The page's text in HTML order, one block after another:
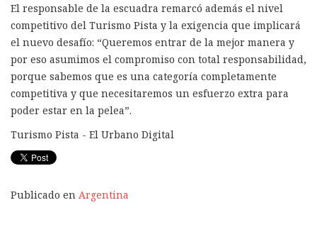
El responsable de la escuadra remarcó además el nivel
competitivo del Turismo Pista y la exigencia que implicará
el nuevo desafío: “Queremos entrar de la mejor manera y
por eso asumimos el compromiso con total responsabilidad,
porque sabemos que es una categoría completamente
competitiva y que necesitaremos un esfuerzo extra para
poder estar en la pelea”.
Turismo Pista - El Urbano Digital
Publicado en Argentina